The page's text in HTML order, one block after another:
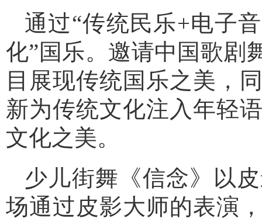
通过“传统民乐+电子
化”国乐。邀请中国歌剧
目展现传统国乐之美，
新为传统文化注入年轻
文化之美。
少儿街舞《信念》以
场通过皮影大师的表演